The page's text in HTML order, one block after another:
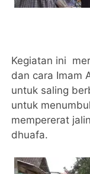
Kegiatan ini
dan cara Imam
untuk saling
untuk
mempererat
dhuafa.